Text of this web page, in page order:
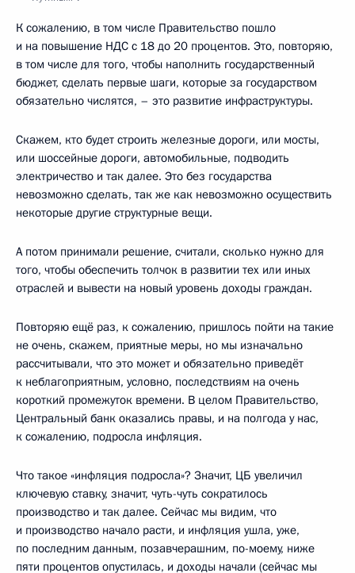
К сожалению, в том числе Правительство пошло
и на повышение НДС с 18 до 20 процентов. Это, повторяю,
в том числе для того, чтобы наполнить государственный
бюджет, сделать первые шаги, которые за государством
обязательно числятся, – это развитие инфраструктуры.
Скажем, кто будет строить железные дороги, или мосты,
или шоссейные дороги, автомобильные, подводить
электричество и так далее. Это без государства
невозможно сделать, так же как невозможно осуществить
некоторые другие структурные вещи.
А потом принимали решение, считали, сколько нужно для
того, чтобы обеспечить толчок в развитии тех или иных
отраслей и вывести на новый уровень доходы граждан.
Повторяю ещё раз, к сожалению, пришлось пойти на такие
не очень, скажем, приятные меры, но мы изначально
рассчитывали, что это может и обязательно приведёт
к неблагоприятным, условно, последствиям на очень
короткий промежуток времени. В целом Правительство,
Центральный банк оказались правы, и на полгода у нас,
к сожалению, подросла инфляция.
Что такое «инфляция подросла»? Значит, ЦБ увеличил
ключевую ставку, значит, чуть-чуть сократилось
производство и так далее. Сейчас мы видим, что
и производство начало расти, и инфляция ушла, уже,
по последним данным, позавчерашним, по-моему, ниже
пяти процентов опустилась, и доходы начали (сейчас мы